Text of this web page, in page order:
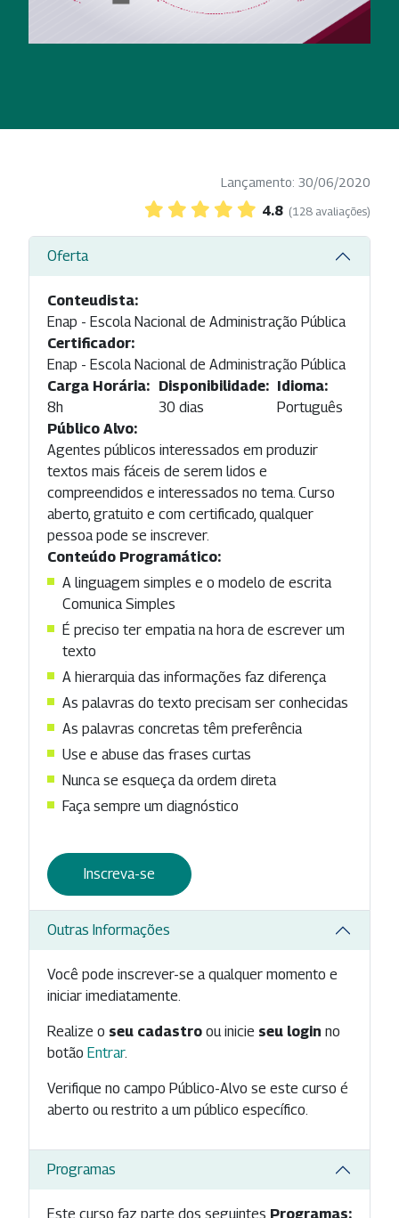
Lançamento: 30/06/2020
4.8 (128 avaliações)
Oferta
Conteudista:
Enap - Escola Nacional de Administração Pública
Certificador:
Enap - Escola Nacional de Administração Pública
Carga Horária:
8h
Disponibilidade:
30 dias
Idioma:
Português
Público Alvo:
Agentes públicos interessados em produzir
textos mais fáceis de serem lidos e
compreendidos e interessados no tema. Curso
aberto, gratuito e com certificado, qualquer
pessoa pode se inscrever.
Conteúdo Programático:
A linguagem simples e o modelo de escrita
Comunica Simples
É preciso ter empatia na hora de escrever um
texto
A hierarquia das informações faz diferença
As palavras do texto precisam ser conhecidas
As palavras concretas têm preferência
Use e abuse das frases curtas
Nunca se esqueça da ordem direta
Faça sempre um diagnóstico
Inscreva-se
Outras Informações
Você pode inscrever-se a qualquer momento e
iniciar imediatamente.
Realize o seu cadastro ou inicie seu login no
botão Entrar.
Verifique no campo Público-Alvo se este curso é
aberto ou restrito a um público específico.
Programas
Este curso faz parte dos seguintes Programas: